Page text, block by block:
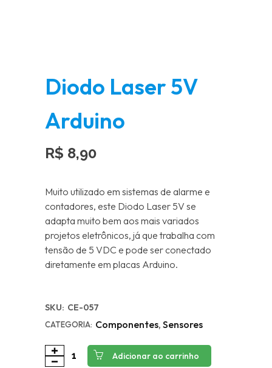
Diodo Laser 5V
Arduino
R$ 8,90
Muito utilizado em sistemas de alarme e
contadores, este Diodo Laser 5V se
adapta muito bem aos mais variados
projetos eletrônicos, já que trabalha com
tensão de 5 VDC e pode ser conectado
diretamente em placas Arduino.
SKU: CE-057
CATEGORIA: Componentes, Sensores
Adicionar ao carrinho